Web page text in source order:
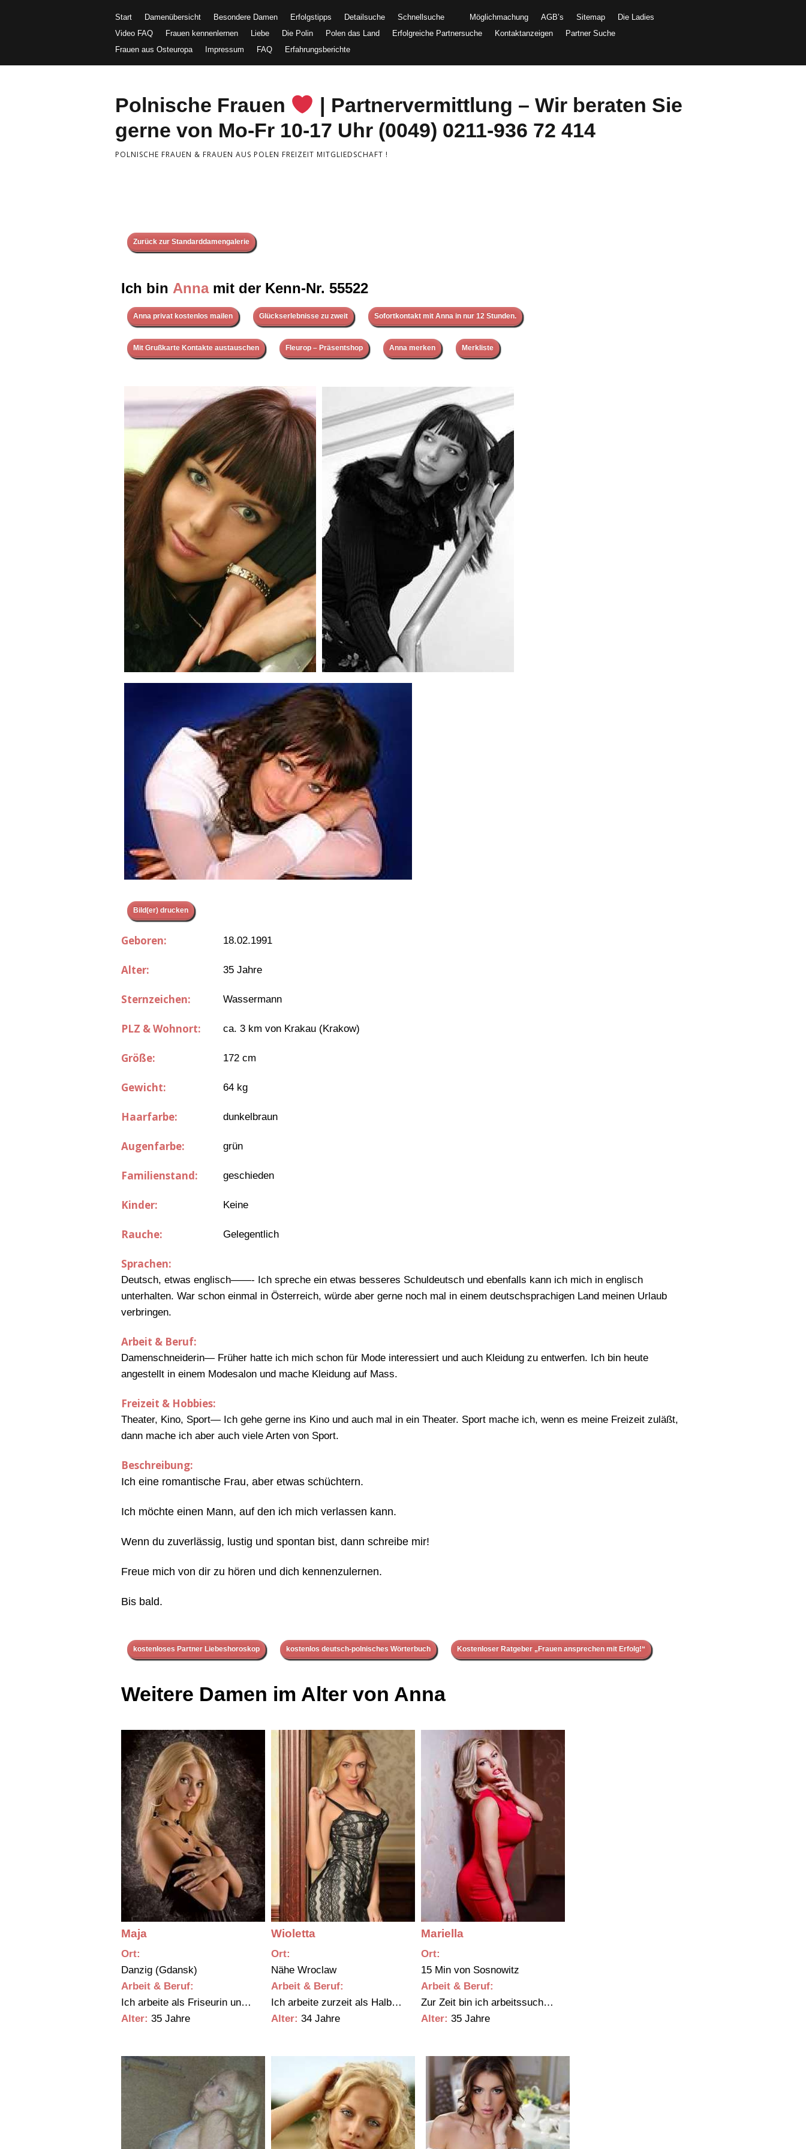
Start Damenübersicht Besondere Damen Erfolgstipps Detailsuche Schnellsuche Möglichmachung AGB’s Sitemap
Die Ladies
Video FAQ
Frauen kennenlernen Liebe Die Polin Polen das Land Erfolgreiche Partnersuche Kontaktanzeigen
Partner Suche
Frauen aus Osteuropa
Impressum FAQ Erfahrungsberichte
Polnische Frauen
| Partnervermittlung – Wir beraten Sie
gerne von Mo-Fr 10-17 Uhr (0049) 0211-936 72 414
POLNISCHE FRAUEN & FRAUEN AUS POLEN FREIZEIT MITGLIEDSCHAFT !
Zurück zur Standarddamengalerie
Ich bin Annamit der Kenn-Nr. 55522
Anna privat kostenlos mailen Glückserlebnisse zu zweit Sofortkontakt mit Anna in nur 12 Stunden.
Mit Grußkarte Kontakte austauschen Fleurop – Präsentshop Anna merken Merkliste
Bild(er) drucken
Geboren: 18.02.1991
Alter: 35 Jahre
Sternzeichen: Wassermann
PLZ & Wohnort: ca. 3 km von Krakau (Krakow)
Größe: 172 cm
Gewicht: 64 kg
Haarfarbe: dunkelbraun
Augenfarbe: grün
Familienstand: geschieden
Kinder: Keine
Rauche: Gelegentlich
Sprachen:
Deutsch, etwas englisch——- Ich spreche ein etwas besseres Schuldeutsch und ebenfalls kann ich mich in englisch
unterhalten. War schon einmal in Österreich, würde aber gerne noch mal in einem deutschsprachigen Land meinen Urlaub
verbringen.
Arbeit & Beruf:
Damenschneiderin— Früher hatte ich mich schon für Mode interessiert und auch Kleidung zu entwerfen. Ich bin heute
angestellt in einem Modesalon und mache Kleidung auf Mass.
Freizeit & Hobbies:
Theater, Kino, Sport— Ich gehe gerne ins Kino und auch mal in ein Theater. Sport mache ich, wenn es meine Freizeit zuläßt,
dann mache ich aber auch viele Arten von Sport.
Beschreibung:
Ich eine romantische Frau, aber etwas schüchtern.
Ich möchte einen Mann, auf den ich mich verlassen kann.
Wenn du zuverlässig, lustig und spontan bist, dann schreibe mir!
Freue mich von dir zu hören und dich kennenzulernen.
Bis bald.
kostenloses Partner Liebeshoroskop kostenlos deutsch-polnisches Wörterbuch Kostenloser Ratgeber „Frauen ansprechen mit Erfolg!“
Weitere Damen im Alter von Anna
Maja
Ort:
Danzig (Gdansk)
Arbeit & Beruf:
Ich arbeite als Friseurin un…
Alter: 35 Jahre
Wioletta
Ort:
Nähe Wroclaw
Arbeit & Beruf:
Ich arbeite zurzeit als Halb…
Alter: 34 Jahre
Mariella
Ort:
15 Min von Sosnowitz
Arbeit & Beruf:
Zur Zeit bin ich arbeitssuch…
Alter: 35 Jahre